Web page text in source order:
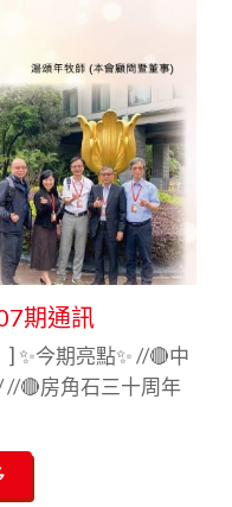
期通訊
✨今期亮點✨ //🔴中
//🔴房角石三十周年